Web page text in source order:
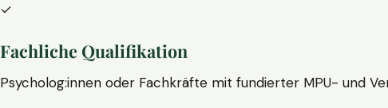
✓
Fachliche Qualifikation
Psycholog:innen oder Fachkräfte mit fundierter MPU- und